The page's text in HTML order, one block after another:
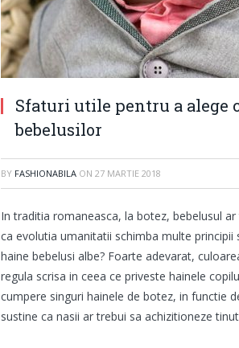
Sfaturi utile pentru a alege
bebelusilor
BY FASHIONABILA ON 27 MARTIE 2018
In traditia romaneasca, la botez, bebelusul
ca evolutia umanitatii schimba multe
haine bebelusi albe? Foarte adevarat,
regula scrisa in ceea ce priveste hainele
cumpere singuri hainele de botez, in functie
sustine ca nasii ar trebui sa achizitioneze